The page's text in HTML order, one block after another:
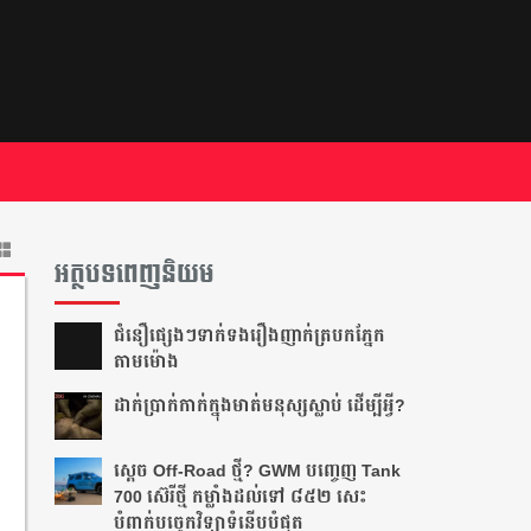
អត្ថបទពេញនិយម
ជំនឿ​ផ្សេងៗ​ទាក់ទង​រឿង​ញាក់​ត្របក​ភ្នែក​
តាម​ម៉ោង​
ដាក់​ប្រាក់​កាក់​ក្នុង​មាត់​មនុស្ស​ស្លាប់ ដើម្បី​អ្វី?
ស្តេច Off-Road ថ្មី? GWM បញ្ចេញ Tank
700 ស៊េរីថ្មី កម្លាំងដល់ទៅ ៨៥២ សេះ
បំពាក់បច្ចេកវិទ្យាទំនើបបំផុត